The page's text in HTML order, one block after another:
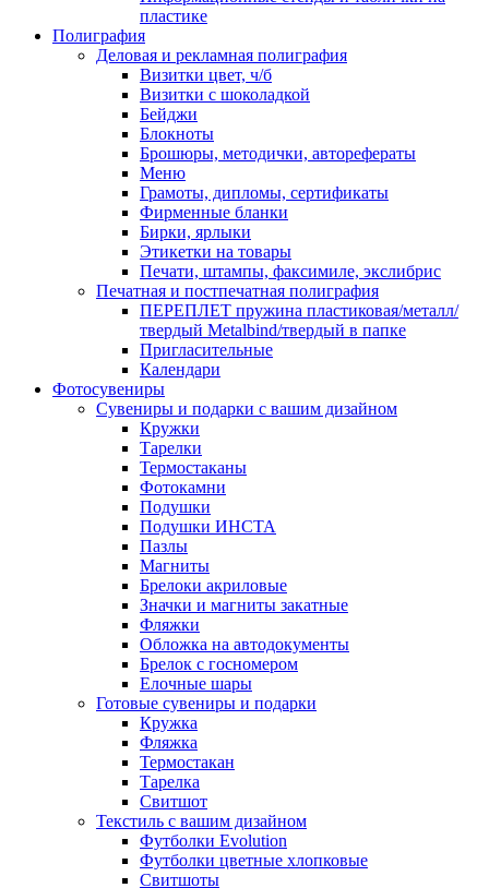
пластике
Полиграфия
Деловая и рекламная полиграфия
Визитки цвет, ч/б
Визитки с шоколадкой
Бейджи
Блокноты
Брошюры, методички, авторефераты
Меню
Грамоты, дипломы, сертификаты
Фирменные бланки
Бирки, ярлыки
Этикетки на товары
Печати, штампы, факсимиле, экслибрис
Печатная и постпечатная полиграфия
ПЕРЕПЛЕТ пружина пластиковая/металл/
твердый Metalbind/твердый в папке
Пригласительные
Календари
Фотосувениры
Сувениры и подарки с вашим дизайном
Кружки
Тарелки
Термостаканы
Фотокамни
Подушки
Подушки ИНСТА
Пазлы
Магниты
Брелоки акриловые
Значки и магниты закатные
Фляжки
Обложка на автодокументы
Брелок с госномером
Елочные шары
Готовые сувениры и подарки
Кружка
Фляжка
Термостакан
Тарелка
Свитшот
Текстиль с вашим дизайном
Футболки Evolution
Футболки цветные хлопковые
Свитшоты